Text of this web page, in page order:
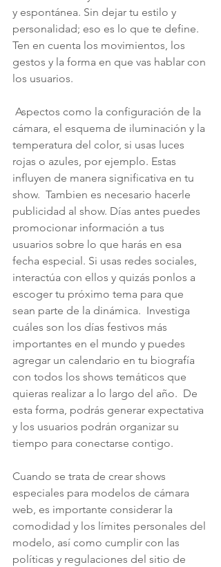
y espontánea. Sin dejar tu estilo y
personalidad; eso es lo que te define.
Ten en cuenta los movimientos, los
gestos y la forma en que vas hablar con
los usuarios.
cámara, el esquema de iluminación y la
temperatura del color, si usas luces
rojas o azules, por ejemplo. Estas
influyen de manera significativa en tu
show.  Tambien es necesario hacerle
publicidad al show. Días antes puedes
promocionar información a tus
usuarios sobre lo que harás en esa
fecha especial. Si usas redes sociales,
interactúa con ellos y quizás ponlos a
escoger tu próximo tema para que
sean parte de la dinámica.  Investiga
cuáles son los días festivos más
importantes en el mundo y puedes
agregar un calendario en tu biografía
con todos los shows temáticos que
quieras realizar a lo largo del año.  De
esta forma, podrás generar expectativa
y los usuarios podrán organizar su
tiempo para conectarse contigo.
Cuando se trata de crear shows
especiales para modelos de cámara
web, es importante considerar la
comodidad y los límites personales del
modelo, así como cumplir con las
políticas y regulaciones del sitio de